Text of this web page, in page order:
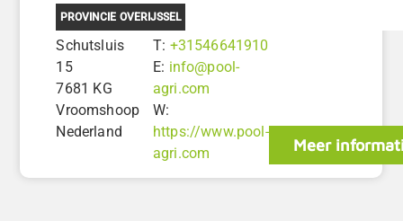
PROVINCIE OVERIJSSEL
Schutsluis
15
7681 KG
Vroomshoop
Nederland
T: +31546641910
E: info@pool-
agri.com
W:
https://www.pool-
agri.com
Meer